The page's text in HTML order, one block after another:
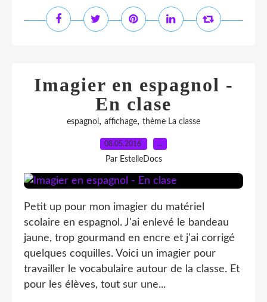
Imagier en espagnol -
En clase
espagnol , affichage, thème La classe
08.05.2016 …
Par EstelleDocs
Petit up pour mon imagier du matériel
scolaire en espagnol. J'ai enlevé le bandeau
jaune, trop gourmand en encre et j'ai corrigé
quelques coquilles. Voici un imagier pour
travailler le vocabulaire autour de la classe. Et
pour les élèves, tout sur une...